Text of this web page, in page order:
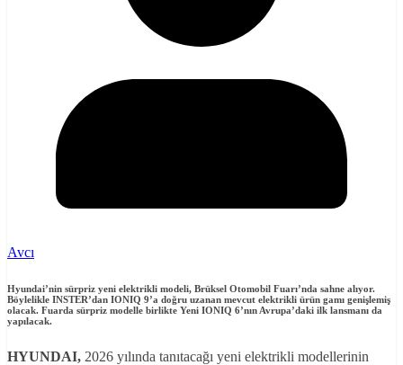
Avcı
Hyundai’nin sürpriz yeni elektrikli modeli, Brüksel Otomobil Fuarı’nda sahne alıyor.
Böylelikle INSTER’dan IONIQ 9’a doğru uzanan mevcut elektrikli ürün gamı genişlemiş
olacak. Fuarda sürpriz modelle birlikte Yeni IONIQ 6’nın Avrupa’daki ilk lansmanı da
yapılacak.
HYUNDAI, 2026 yılında tanıtacağı yeni elektrikli modellerinin